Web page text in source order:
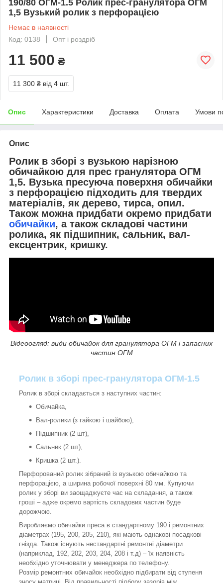
190/80 ОГМ-1.5 Ролик прес-гранулятора ОГМ
1,5 Вузький ролик з перфорацією
Немає в наявності
Код: 0138
Опт і роздріб
11 500 ₴
11 300 ₴ від 4 шт.
Опис Характеристики Доставка Оплата Умови
Опис
Ролик в зборі з вузькою нарізною
обичайкою для прес гранулятора ОГМ
1,5. Вузька пресуюча поверхня обичайки
з перфорацією підходить для твердих
матеріалів, як дерево, тирса, опил.
Також можна придбати окремо придбати
обичайки, а також складові частини
ролика, як підшипник, сальник, вал-
ексцентрик, кришку.
Відеоогляд: види обичайок для гранулятора ОГМ і запасних
частин ОГМ
Ролик в зборі прес-гранулятора ОГМ-1.5
Ролик в зборі складається з наступних частин:
Обичайка,
Вал-ролики (з гайкою і шайбою),
Підшипник (2 шт),
Сальник (2 шт),
Кришка (2 шт.).
Перфорований ролик зібраний із вузькою обичайкою та
перфорацією, а ширина робочої поверхні 80 мм. Купуючи
ролик у зборі ви заощаджуєте час на складання, а також
гроші – адже окремо вартість складових частин буде
дорожчою.
Виробляємо обичайки преса в стандартному 190 і ремонтних
діаметрах (195, 200, 205, 210), які мають однакові посадкові
гнізда. Також існують нестандартні ремонтні діаметри
(наприклад, 192, 202, 203, 204, 208 і т.д) – їх наявність
необхідно уточнювати у менеджера по телефону.
Розмір ремонтних обичайок необхідно підбирати від ступеня